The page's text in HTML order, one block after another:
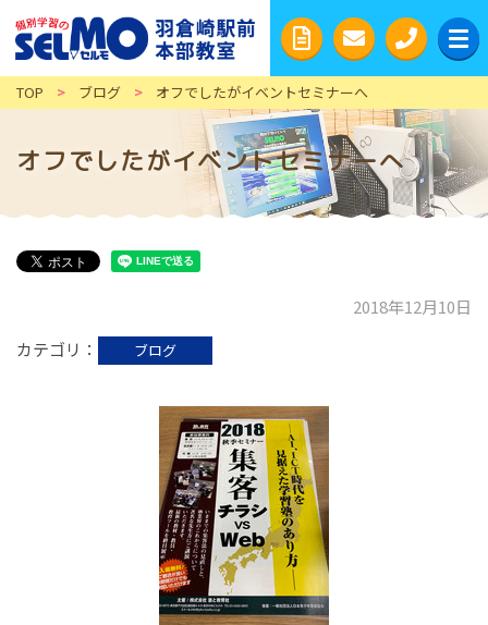
TOP > ブログ > オフでしたがイベントセミナーへ
オフでしたがイベントセミナーへ
2018年12月10日
カテゴリ
ブログ